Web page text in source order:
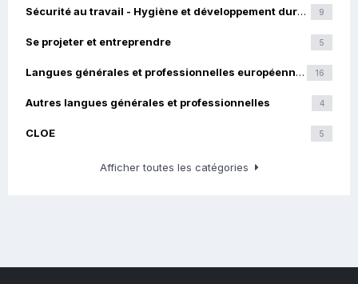
9
Sécurité au travail - Hygiène et développement durable
5
Se projeter et entreprendre
16
Langues générales et professionnelles européennes
4
Autres langues générales et professionnelles
5
CLOE
Afficher toutes les catégories